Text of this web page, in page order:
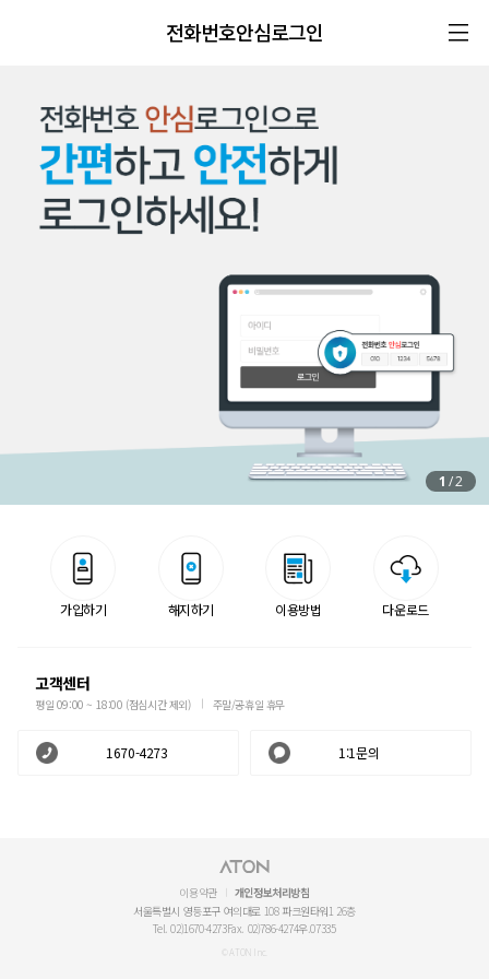
전화번호안심로그인
1 /2
가입하기 해지하기 이용방법 다운로드
고객센터
평일 09:00 ~ 18:00 (점심시간 제외) 주말/공휴일 휴무
1670-4273 1:1문의
이용약관
개인정보처리방침
서울특별시 영등포구 여의대로 108 파크원타워1 26층
Tel. 02)1670-4273Fax. 02)786-4274우.07335
© ATON Inc.